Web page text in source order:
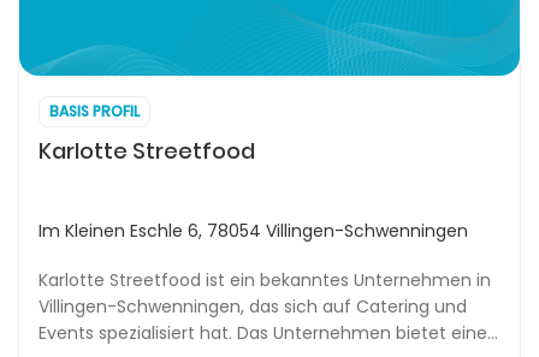
BASIS PROFIL
Karlotte Streetfood
Im Kleinen Eschle 6, 78054 Villingen-Schwenningen
Karlotte Streetfood ist ein bekanntes Unternehmen in
Villingen-Schwenningen, das sich auf Catering und
Events spezialisiert hat. Das Unternehmen bietet eine